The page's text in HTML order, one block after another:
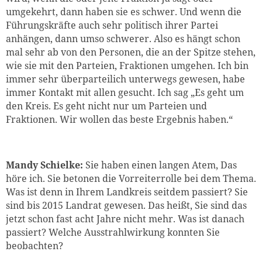
umgekehrt, dann haben sie es schwer. Und wenn die
Führungskräfte auch sehr politisch ihrer Partei
anhängen, dann umso schwerer. Also es hängt schon
mal sehr ab von den Personen, die an der Spitze stehen,
wie sie mit den Parteien, Fraktionen umgehen. Ich bin
immer sehr überparteilich unterwegs gewesen, habe
immer Kontakt mit allen gesucht. Ich sag „Es geht um
den Kreis. Es geht nicht nur um Parteien und
Fraktionen. Wir wollen das beste Ergebnis haben.“
Mandy Schielke: Sie haben einen langen Atem, Das
höre ich. Sie betonen die Vorreiterrolle bei dem Thema.
Was ist denn in Ihrem Landkreis seitdem passiert? Sie
sind bis 2015 Landrat gewesen. Das heißt, Sie sind das
jetzt schon fast acht Jahre nicht mehr. Was ist danach
passiert? Welche Ausstrahlwirkung konnten Sie
beobachten?